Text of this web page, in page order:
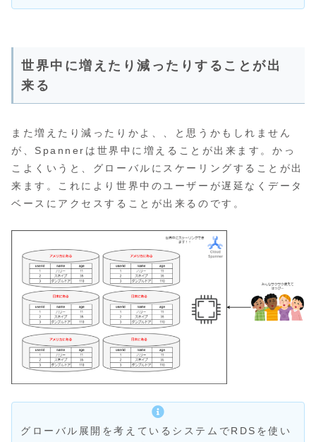
世界中に増えたり減ったりすることが出
来る
また増えたり減ったりかよ、、と思うかもしれません
が、Spannerは世界中に増えることが出来ます。かっ
こよくいうと、グローバルにスケーリングすることが出
来ます。これにより世界中のユーザーが遅延なくデータ
ベースにアクセスすることが出来るのです。
グローバル展開を考えているシステムでRDSを使い